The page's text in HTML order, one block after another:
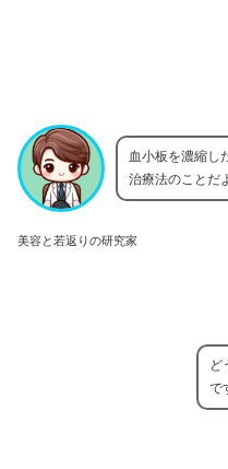
美容と若返りの研究家
血小板を濃縮し
治療法のことだ
ど
で